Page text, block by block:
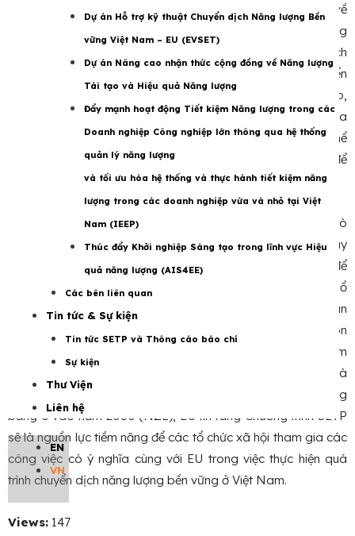
Dự án Hỗ trợ kỹ thuật Chuyển dịch Năng lượng Bền
vững Việt Nam – EU (EVSET)
Dự án Nâng cao nhận thức cộng đồng về Năng lượng
Tái tạo và Hiệu quả Năng lượng
Đẩy mạnh hoạt động Tiết kiệm Năng lượng trong các
Doanh nghiệp Công nghiệp lớn thông qua hệ thống
quản lý năng lượng
và tối ưu hóa hệ thống và thực hành tiết kiệm năng
lượng trong các doanh nghiệp vừa và nhỏ tại Việt
Nam (IEEP)
Thúc đẩy Khởi nghiệp Sáng tạo trong lĩnh vực Hiệu
quả năng lượng (AIS4EE)
Các bên liên quan
Tin tức & Sự kiện
Tin tức SETP và Thông cáo báo chí
Sự kiện
Thư Viện
Liên hệ
EN
VN
nhiên, các đại biểu nêu bật những thách thức của quốc gia về
tính thống nhất của khung pháp lý và lộ trình phát triển năng
lượng bền vững ở cả cấp quốc gia và địa phương. Một thách
thức khác được đặt ra là hài hòa các chính sách phát triển
năng lượng với các chính sách khác, ví dụ, về nông nghiệp,
biến đổi khí hậu, sử dụng đất. Sự phối hợp và hợp tác giữa
các ngành, các bên liên quan về năng lượng và các chủ thể
chính ở cấp quốc gia và cấp tỉnh cũng được nhấn mạnh để
thực hiện lộ trình cho Việt Nam.
Để đối phó với những thách thức, EU đánh giá cao vai trò
của các SO trong quá trình chuyển dịch năng lượng và bày
tỏ cảm ơn về cuộc thảo luận cởi mở, đây sẽ là những gợi ý để
EU cung cấp hỗ trợ đáng kể cho các SO trong khuôn khổ
MIP 2021 – 2027 của mình. Hỗ trợ cho nền kinh tế tuần hoàn
kỹ thuật số thích ứng với khí hậu, bao gồm phát triển các-bon
thấp/Thỏa thuận xanh, là một trong những lĩnh vực trọng tâm
của MIP 2021 – 2027. Trong bối cảnh quyết tâm chính trị và
cam kết của Chính phủ Việt Nam hướng tới phát thải ròng
bằng 0 vào năm 2050 (NZE), EU tin rằng Chương trình SETP
sẽ là nguồn lực tiềm năng để các tổ chức xã hội tham gia các
công việc có ý nghĩa cùng với EU trong việc thực hiện quá
trình chuyển dịch năng lượng bền vững ở Việt Nam.
Views: 147